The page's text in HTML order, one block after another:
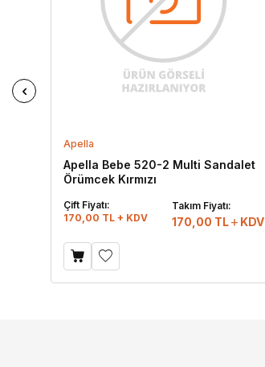
Apella
Apella Bebe 520-2 Multi Sandalet
Örümcek Kırmızı
Çift Fiyatı:
170,00 TL + KDV
Takım Fiyatı:
170,00 TL KDV